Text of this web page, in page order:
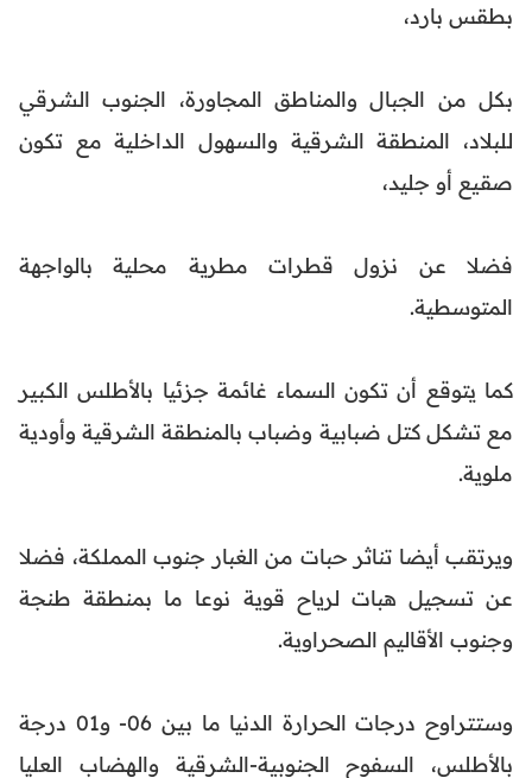
بطقس بارد،
بكل من الجبال والمناطق المجاورة، الجنوب الشرقي
للبلاد، المنطقة الشرقية والسهول الداخلية مع تكون
صقيع أو جليد،
فضلا عن نزول قطرات مطرية محلية بالواجهة
المتوسطية.
كما يتوقع أن تكون السماء غائمة جزئيا بالأطلس الكبير
مع تشكل كتل ضبابية وضباب بالمنطقة الشرقية وأودية
ملوية.
ويرتقب أيضا تناثر حبات من الغبار جنوب المملكة، فضلا
عن تسجيل هبات لرياح قوية نوعا ما بمنطقة طنجة
وجنوب الأقاليم الصحراوية.
وستتراوح درجات الحرارة الدنيا ما بين 06- و01 درجة
بالأطلس، السفوح الجنوبية-الشرقية والهضاب العليا